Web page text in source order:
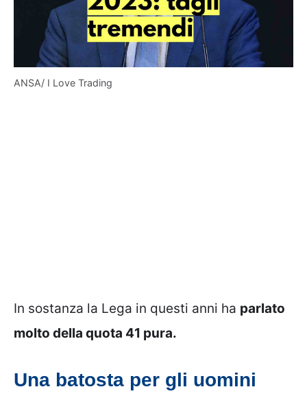
ANSA/ I Love Trading
In sostanza la Lega in questi anni ha parlato
molto della quota 41 pura.
Una batosta per gli uomini